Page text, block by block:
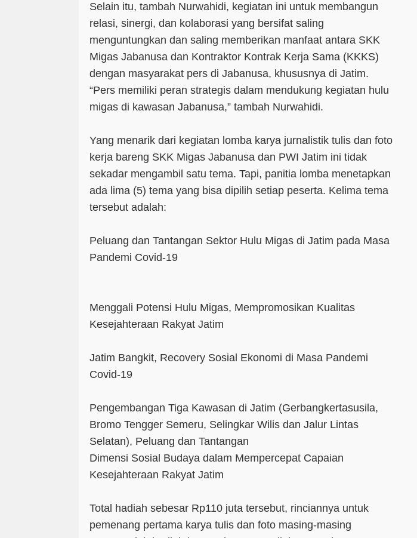
Selain itu, tambah Nurwahidi, kegiatan ini untuk membangun
relasi, sinergi, dan kolaborasi yang bersifat saling
menguntungkan dan saling memberikan manfaat antara SKK
Migas Jabanusa dan Kontraktor Kontrak Kerja Sama (KKKS)
dengan masyarakat pers di Jabanusa, khususnya di Jatim.
“Pers memiliki peran strategis dalam mendukung kegiatan hulu
migas di kawasan Jabanusa,” tambah Nurwahidi.
Yang menarik dari kegiatan lomba karya jurnalistik tulis dan foto
kerja bareng SKK Migas Jabanusa dan PWI Jatim ini tidak
sekadar mengambil satu tema. Tapi, panitia lomba menetapkan
ada lima (5) tema yang bisa dipilih setiap peserta. Kelima tema
tersebut adalah:
Peluang dan Tantangan Sektor Hulu Migas di Jatim pada Masa
Pandemi Covid-19
Menggali Potensi Hulu Migas, Mempromosikan Kualitas
Kesejahteraan Rakyat Jatim
Jatim Bangkit, Recovery Sosial Ekonomi di Masa Pandemi
Covid-19
Pengembangan Tiga Kawasan di Jatim (Gerbangkertasusila,
Bromo Tengger Semeru, Selingkar Wilis dan Jalur Lintas
Selatan), Peluang dan Tantangan
Dimensi Sosial Budaya dalam Mempercepat Capaian
Kesejahteraan Rakyat Jatim
Total hadiah sebesar Rp110 juta tersebut, rinciannya untuk
pemenang pertama karya tulis dan foto masing-masing